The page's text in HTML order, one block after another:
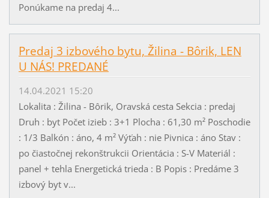
Ponúkame na predaj 4...
Predaj 3 izbového bytu, Žilina - Bôrik, LEN
U NÁS! PREDANÉ
14.04.2021 15:20
Lokalita : Žilina - Bôrik, Oravská cesta Sekcia : predaj
Druh : byt Počet izieb : 3+1 Plocha : 61,30 m² Poschodie
: 1/3 Balkón : áno, 4 m² Výťah : nie Pivnica : áno Stav :
po čiastočnej rekonštrukcii Orientácia : S-V Materiál :
panel + tehla Energetická trieda : B Popis : Predáme 3
izbový byt v...